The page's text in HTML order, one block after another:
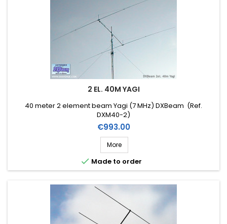
2 EL. 40M YAGI
40 meter 2 element beam Yagi (7 MHz) DXBeam (Ref.
DXM40-2)
Price
€993.00
More
 Made to order